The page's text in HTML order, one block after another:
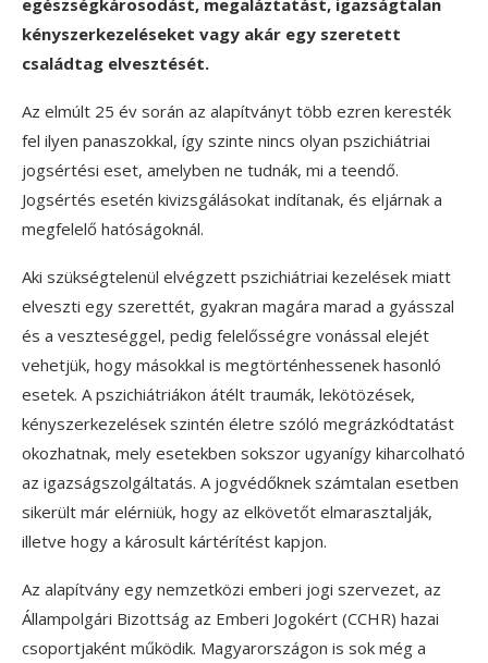
kényszerkezeléseket vagy akár egy szeretett
családtag elvesztését.
Az elmúlt 25 év során az alapítványt több ezren keresték
fel ilyen panaszokkal, így szinte nincs olyan pszichiátriai
jogsértési eset, amelyben ne tudnák, mi a teendő.
Jogsértés esetén kivizsgálásokat indítanak, és eljárnak a
megfelelő hatóságoknál.
Aki szükségtelenül elvégzett pszichiátriai kezelések miatt
elveszti egy szerettét, gyakran magára marad a gyásszal
és a veszteséggel, pedig felelősségre vonással elejét
vehetjük, hogy másokkal is megtörténhessenek hasonló
esetek. A pszichiátriákon átélt traumák, lekötözések,
kényszerkezelések szintén életre szóló megrázkódtatást
okozhatnak, mely esetekben sokszor ugyanígy kiharcolható
az igazságszolgáltatás. A jogvédőknek számtalan esetben
sikerült már elérniük, hogy az elkövetőt elmarasztalják,
illetve hogy a károsult kártérítést kapjon.
Az alapítvány egy nemzetközi emberi jogi szervezet, az
Állampolgári Bizottság az Emberi Jogokért (CCHR) hazai
csoportjaként működik. Magyarországon is sok még a